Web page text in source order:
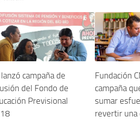
lanzó campaña de
del Fondo de
Previsional
Fundación
campaña
sumar
revertir una